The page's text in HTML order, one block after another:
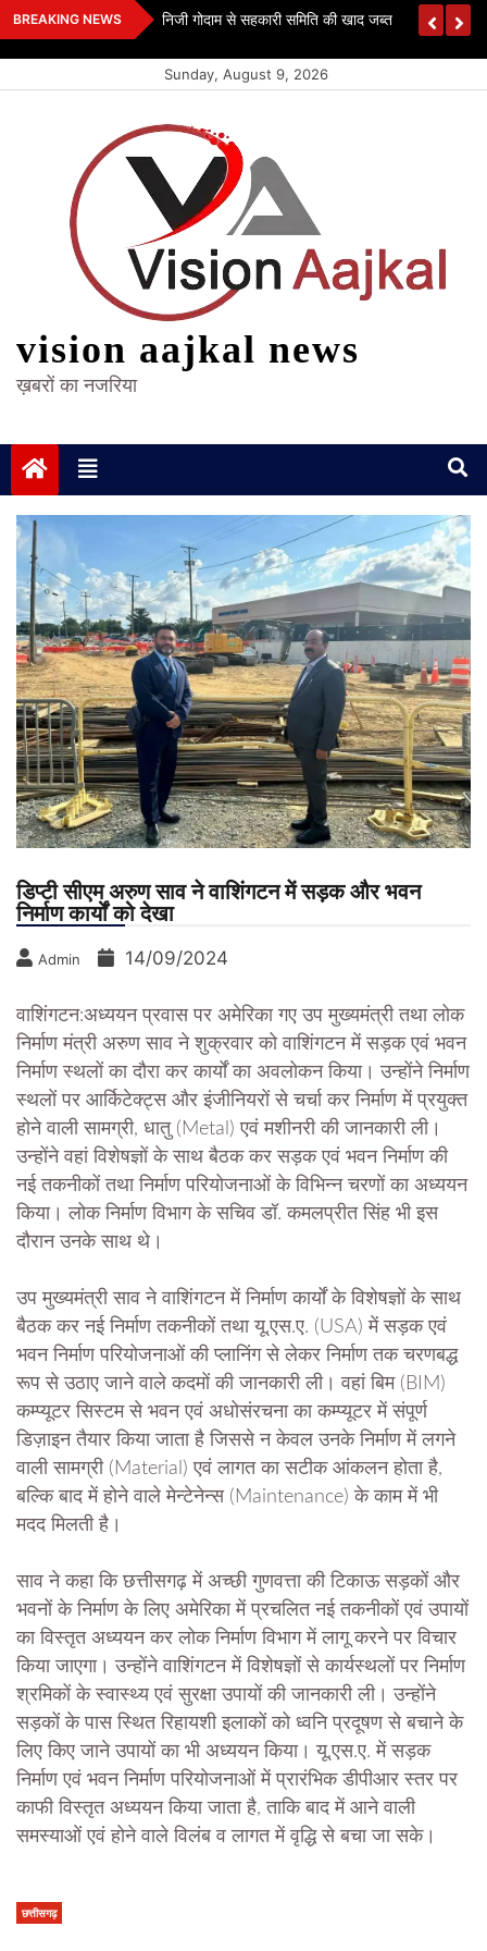
Skip
to
BREAKING NEWS निजी गोदाम से सहकारी समिति की खाद जब्त
Sunday, August 9, 2026
vision aajkal news
ख़बरों का नजरिया
डिप्टी सीएम अरुण साव ने वाशिंगटन में सड़क और भवन
निर्माण कार्यों को देखा
Admin 14/09/2024
वाशिंगटन:अध्ययन प्रवास पर अमेरिका गए उप मुख्यमंत्री तथा लोक
निर्माण मंत्री अरुण साव ने शुक्रवार को वाशिंगटन में सड़क एवं भवन
निर्माण स्थलों का दौरा कर कार्यों का अवलोकन किया। उन्होंने निर्माण
स्थलों पर आर्किटेक्ट्स और इंजीनियरों से चर्चा कर निर्माण में प्रयुक्त
होने वाली सामग्री, धातु (Metal) एवं मशीनरी की जानकारी ली।
उन्होंने वहां विशेषज्ञों के साथ बैठक कर सड़क एवं भवन निर्माण की
नई तकनीकों तथा निर्माण परियोजनाओं के विभिन्न चरणों का अध्ययन
किया। लोक निर्माण विभाग के सचिव डॉ. कमलप्रीत सिंह भी इस
दौरान उनके साथ थे।
उप मुख्यमंत्री साव ने वाशिंगटन में निर्माण कार्यों के विशेषज्ञों के साथ
बैठक कर नई निर्माण तकनीकों तथा यू.एस.ए. (USA) में सड़क एवं
भवन निर्माण परियोजनाओं की प्लानिंग से लेकर निर्माण तक चरणबद्ध
रूप से उठाए जाने वाले कदमों की जानकारी ली। वहां बिम (BIM)
कम्प्यूटर सिस्टम से भवन एवं अधोसंरचना का कम्प्यूटर में संपूर्ण
डिज़ाइन तैयार किया जाता है जिससे न केवल उनके निर्माण में लगने
वाली सामग्री (Material) एवं लागत का सटीक आंकलन होता है,
बल्कि बाद में होने वाले मेन्टेनेन्स (Maintenance) के काम में भी
मदद मिलती है।
साव ने कहा कि छत्तीसगढ़ में अच्छी गुणवत्ता की टिकाऊ सड़कों और
भवनों के निर्माण के लिए अमेरिका में प्रचलित नई तकनीकों एवं उपायों
का विस्तृत अध्ययन कर लोक निर्माण विभाग में लागू करने पर विचार
किया जाएगा। उन्होंने वाशिंगटन में विशेषज्ञों से कार्यस्थलों पर निर्माण
श्रमिकों के स्वास्थ्य एवं सुरक्षा उपायों की जानकारी ली। उन्होंने
सड़कों के पास स्थित रिहायशी इलाकों को ध्वनि प्रदूषण से बचाने के
लिए किए जाने उपायों का भी अध्ययन किया। यू.एस.ए. में सड़क
निर्माण एवं भवन निर्माण परियोजनाओं में प्रारंभिक डीपीआर स्तर पर
काफी विस्तृत अध्ययन किया जाता है, ताकि बाद में आने वाली
समस्याओं एवं होने वाले विलंब व लागत में वृद्धि से बचा जा सके।
छत्तीसगढ़